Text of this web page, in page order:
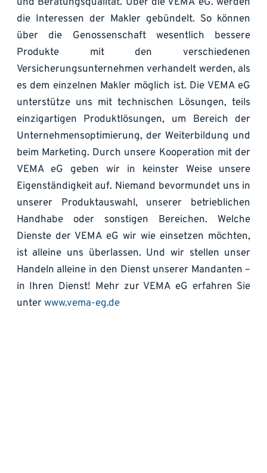
und Beratungsqualität. Über die VEMA eG. werden
die Interessen der Makler gebündelt. So können
über die Genossenschaft wesentlich bessere
Produkte mit den verschiedenen
Versicherungsunternehmen verhandelt werden, als
es dem einzelnen Makler möglich ist. Die VEMA eG
unterstütze uns mit technischen Lösungen, teils
einzigartigen Produktlösungen, um Bereich der
Unternehmensoptimierung, der Weiterbildung und
beim Marketing. Durch unsere Kooperation mit der
VEMA eG geben wir in keinster Weise unsere
Eigenständigkeit auf. Niemand bevormundet uns in
unserer Produktauswahl, unserer betrieblichen
Handhabe oder sonstigen Bereichen. Welche
Dienste der VEMA eG wir wie einsetzen möchten,
ist alleine uns überlassen. Und wir stellen unser
Handeln alleine in den Dienst unserer Mandanten –
in Ihren Dienst! Mehr zur VEMA eG erfahren Sie
unter www.vema-eg.de